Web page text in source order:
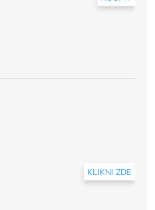
KLIKNI ZDE